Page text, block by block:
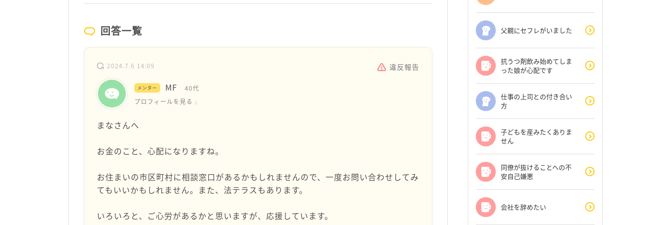
回答一覧
2024.7.6 14:09 違反報告
メンター MF
40代
プロフィールを見る
まなさんへ
お金のこと、心配になりますね。
お住まいの市区町村に相談窓口があるかもしれませんので、一度お問い合わせしてみ
てもいいかもしれません。また、法テラスもあります。
いろいろと、ご心労があるかと思いますが、応援しています。
父親にセフレがいました
抗うつ剤飲み始めてしま
った娘が心配です
仕事の上司との付き合い
方
子どもを産みたくありま
せん
同僚が抜けることへの不
安自己嫌悪
会社を辞めたい